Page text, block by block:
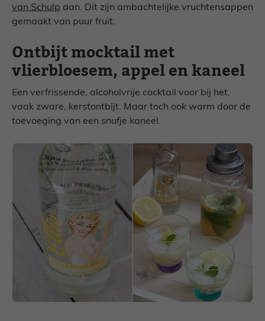
van Schulp aan. Dit zijn ambachtelijke vruchtensappen
gemaakt van puur fruit.
Ontbijt mocktail met
vlierbloesem, appel en kaneel
Een verfrissende, alcoholvrije cocktail voor bij het,
vaak zware, kerstontbijt. Maar toch ook warm door de
toevoeging van een snufje kaneel.